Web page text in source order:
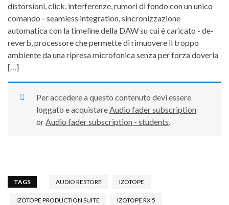
distorsioni, click, interferenze, rumori di fondo con un unico
comando - seamless integration, sincronizzazione
automatica con la timeline della DAW su cui è caricato - de-
reverb, processore che permette di rimuovere il troppo
ambiente da una ripresa microfonica senza per forza doverla
[…]
Per accedere a questo contenuto devi essere
loggato e acquistareAudio fader subscription
orAudio fader subscription - students.
TAGS AUDIO RESTORE IZOTOPE
IZOTOPE PRODUCTION SUITE IZOTOPE RX 5